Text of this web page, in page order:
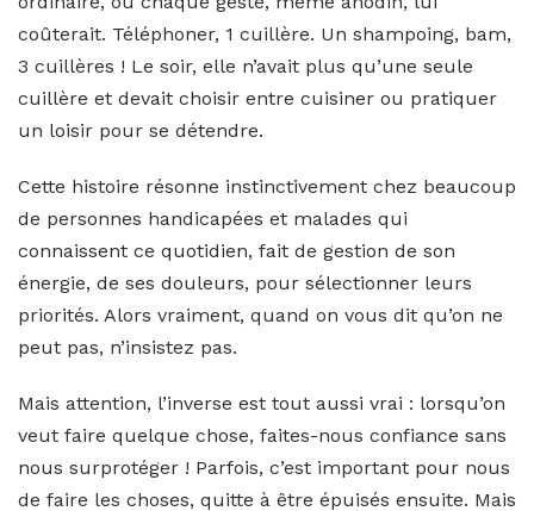
coûterait. Téléphoner, 1 cuillère. Un shampoing, bam,
3 cuillères ! Le soir, elle n’avait plus qu’une seule
cuillère et devait choisir entre cuisiner ou pratiquer
un loisir pour se détendre.
Cette histoire résonne instinctivement chez beaucoup
de personnes handicapées et malades qui
connaissent ce quotidien, fait de gestion de son
énergie, de ses douleurs, pour sélectionner leurs
priorités. Alors vraiment, quand on vous dit qu’on ne
peut pas, n’insistez pas.
Mais attention, l’inverse est tout aussi vrai : lorsqu’on
veut faire quelque chose, faites-nous confiance sans
nous surprotéger ! Parfois, c’est important pour nous
de faire les choses, quitte à être épuisés ensuite. Mais